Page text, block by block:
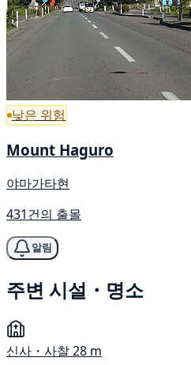
낮은 위험
Mount Haguro
야마가타현
431건의 출몰
알림
주변 시설・명소
신사・사찰28 m